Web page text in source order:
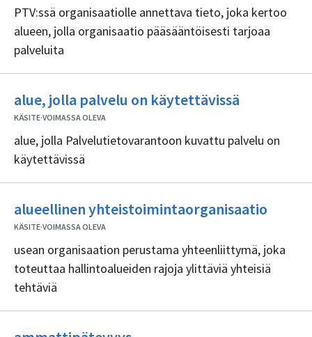
PTV:ssä organisaatiolle annettava tieto, joka kertoo
alueen, jolla organisaatio pääsääntöisesti tarjoaa
palveluita
alue, jolla palvelu on käytettävissä
KÄSITE·VOIMASSA OLEVA
alue, jolla Palvelutietovarantoon kuvattu palvelu on
käytettävissä
alueellinen yhteistoimintaorganisaatio
KÄSITE·VOIMASSA OLEVA
usean organisaation perustama yhteenliittymä, joka
toteuttaa hallintoalueiden rajoja ylittäviä yhteisiä
tehtäviä
Ei